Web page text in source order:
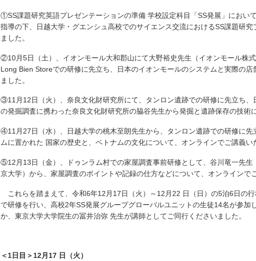
①SS課題研究英語プレゼンテーションの準備 学校設定科目「SS発展」におい
指導の下、日越大学・グエンシュ高校でのサイエンス交流におけるSS課題研
ました。
②10月5日（土）、イオンモール大和郡山にて大野裕史先生（イオンモール株
Long Bien Storeでの研修に先立ち、日本のイオンモールのシステムと実際の店
ました。
③11月12日（火）、奈良文化財研究所にて、タンロン遺跡での研修に先立ち、
の発掘調査に携わった奈良文化財研究所の脇谷先生から発掘と遺跡保存の技術
④11月27日（水）、日越大学の桃木至朗先生から、タンロン遺跡での研修に先
ムに置かれた 国家の歴史と、ベトナムの文化について、オンラインでご講義い
⑤12月13日（金）、ドゥンラム村での家屋調査事前研修として、谷川竜一先生
京大学）から、家屋調査のポイントや記録の仕方などについて、オンラインで
これらを踏まえて、令和6年12月17日（火）～12月22 日（日）の5泊6日の
で研修を行い、高校2年SS発展グループグローバルユニットの生徒14名が参加
か、東京大学大学院生の冨井治弥 先生が講師としてご同行くださいました。
＜1日目＞12月17 日（火）